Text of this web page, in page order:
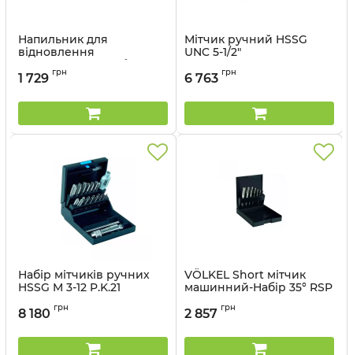
Напильник для
відновлення
зовнішнього різьблення
(0,8-3,0) KING TONY
1 729 грн
Мітчик ручний HSSG
UNC 5-1/2"
6 763 грн
Набір мітчиків ручних
HSSG M 3-12 P.K.21
8 180 грн
VÖLKEL Short мітчик
машинний-Набір 35° RSP
Артикул:
2 857 грн